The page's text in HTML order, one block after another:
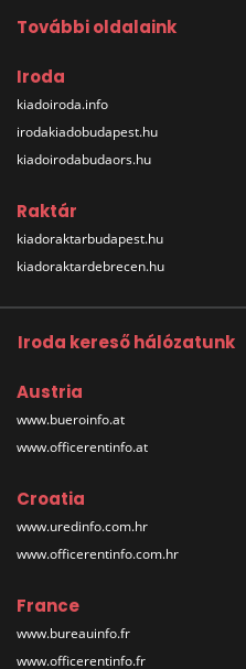
További oldalaink
Iroda
kiadoiroda.info
irodakiadobudapest.hu
kiadoirodabudaors.hu
Raktár
kiadoraktarbudapest.hu
kiadoraktardebrecen.hu
Iroda kereső hálózatunk
Austria
www.bueroinfo.at
www.officerentinfo.at
Croatia
www.uredinfo.com.hr
www.officerentinfo.com.hr
France
www.bureauinfo.fr
www.officerentinfo.fr